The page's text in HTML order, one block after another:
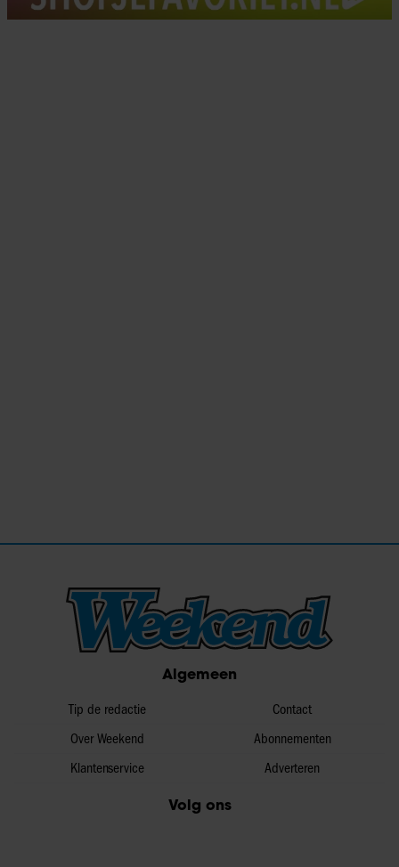
Algemeen
Tip de redactie
Over Weekend
Klantenservice
Contact
Abonnementen
Adverteren
Volg ons